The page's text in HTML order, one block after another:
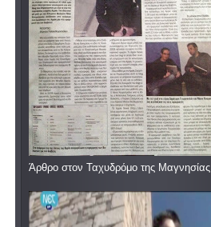
Άρθρο στον Ταχυδρόμο της Μαγνησίας